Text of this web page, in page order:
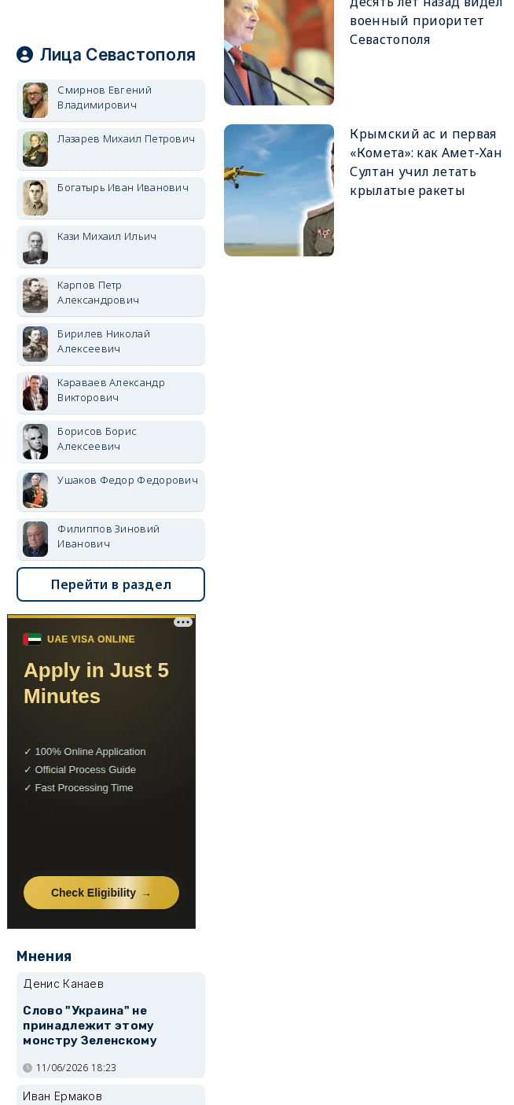
военный приоритет
Севастополя
Крымский ас и первая
«Комета»: как Амет-Хан
Султан учил летать
крылатые ракеты
Лица Севастополя
Смирнов Евгений
Владимирович
Лазарев Михаил Петрович
Богатырь Иван Иванович
Кази Михаил Ильич
Карпов Петр
Александрович
Бирилев Николай
Алексеевич
Караваев Александр
Викторович
Борисов Борис
Алексеевич
Ушаков Федор Федорович
Филиппов Зиновий
Иванович
Перейти в раздел
Мнения
Денис Канаев
Слово "Украина" не
принадлежит этому
монстру Зеленскому
11/06/2026 18:23
Иван Ермаков